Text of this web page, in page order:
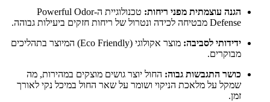
הגנה עוצמתית מפני ריחות:
טכנולוגיית ה-Powerful Odor
Defense מבטיחה לכידה ונטרול של ריחות חזקים ביעילות גבוהה.
ידידותי לסביבה:
מוצר אקולוגי (Eco Friendly) המיוצר בתהליכים
מבוקרים.
כושר התגבשות גבוה: החול יוצר גושים מוצקים במהירות, מה
שמקל על מלאכת הניקוי ושומר על שאר החול במיכל נקי לאורך
זמן.